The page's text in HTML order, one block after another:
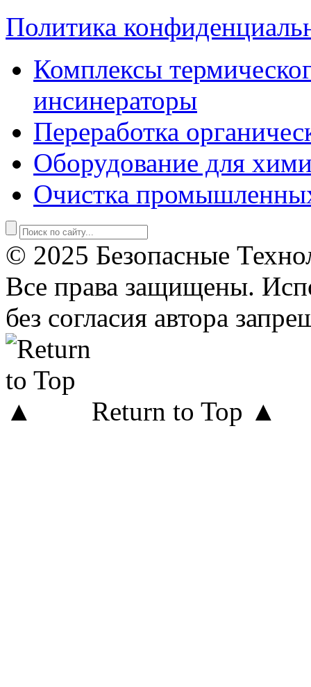
Политика
Комплексы
инсинераторы
Переработка
Оборудование для
Очистка
© 2025 Безопасные
Все права защищены.
без согласия автора
Return to Top ▲